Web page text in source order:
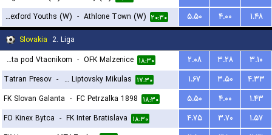
Wexford Youths (W)
- Athlone Town (W) ۲۰:۳۰ ۵.۵۰ ۴.۰۰
۱.۴۸
Slovakia 2. Liga
OFK Banik Lehota pod Vtacnikom
- OFK Malzenice ۱۸:۳۰ ۲.۰۸ ۳.۲۸
۳.۱۰
Tatran Presov - Tatran Liptovsky Mikulas ۱۷:۳۰ ۱.۶۷ ۳.۵۰
۴.۳۳
FK Slovan Galanta - FC Petrzalka 1898 ۱۸:۳۰ ۵.۵۰ ۴.۰۰
۱.۴۳
FO Kinex Bytca - FK Inter Bratislava ۱۸:۳۰ ۴.۷۵ ۳.۷۰
۱.۵۷